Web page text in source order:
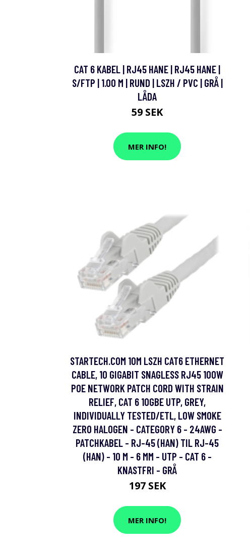
CAT 6 KABEL | RJ45 HANE | RJ45 HANE |
S/FTP | 1.00 M | RUND | LSZH / PVC | GRÅ |
LÅDA
59 SEK
MER INFO!
STARTECH.COM 10M LSZH CAT6 ETHERNET
CABLE, 10 GIGABIT SNAGLESS RJ45 100W
POE NETWORK PATCH CORD WITH STRAIN
RELIEF, CAT 6 10GBE UTP, GREY,
INDIVIDUALLY TESTED/ETL, LOW SMOKE
ZERO HALOGEN - CATEGORY 6 - 24AWG -
PATCHKABEL - RJ-45 (HAN) TIL RJ-45
(HAN) - 10 M - 6 MM - UTP - CAT 6 -
KNASTFRI - GRÅ
197 SEK
MER INFO!